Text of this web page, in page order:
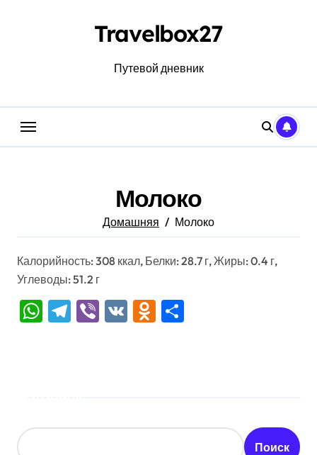
Travelbox27
Путевой дневник
Молоко
Домашняя Молоко
Калорийность: 308 ккал, Белки: 28.7 г, Жиры: 0.4 г,
Углеводы: 51.2 г
WhatsApp
Telegram
Viber
VK Odnoklassniki
Поиск